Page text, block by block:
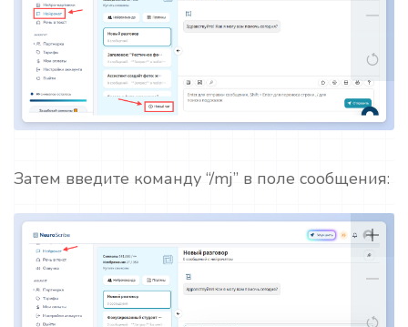
Затем введите команду “/mj” в поле сообщения: